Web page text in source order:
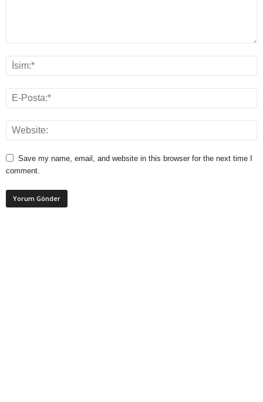
Save my name, email, and website in this browser for the next time I
comment.